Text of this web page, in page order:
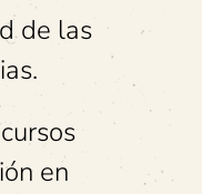
de las
en